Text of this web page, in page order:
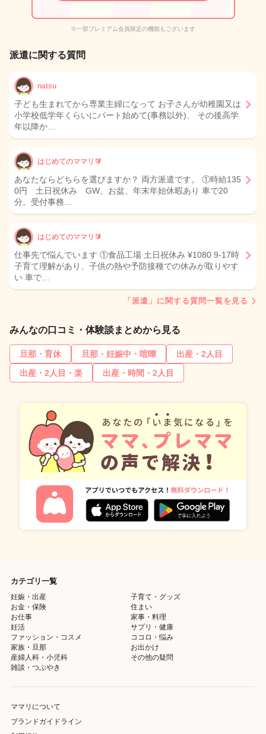
※一部プレミアム会員限定の機能もございます
派遣に関する質問
natsu
子ども生まれてから専業主婦になって お子さんが幼稚園又は
小学校低学年くらいにパート始めて(事務以外)、 その後高学
年以降か…
はじめてのママリ🔰
あなたならどちらを選びますか？ 両方派遣です。 ①時給135
0円 土日祝休み GW、お盆、年末年始休暇あり 車で20
分。受付事務…
はじめてのママリ🔰
仕事先で悩んでいます ①食品工場 土日祝休み ¥1080 9-17時
子育て理解があり、子供の熱や予防接種での休みが取りやす
い 車で…
「派遣」に関する質問一覧を見る
みんなの口コミ・体験談まとめから見る
旦那・育休 旦那・妊娠中・喧嘩
出産・2人目
出産・2人目・楽
出産・時間・2人目
カテゴリ一覧
妊娠・出産
子育て・グッズ
お金・保険
住まい
お仕事
家事・料理
妊活
サプリ・健康
ファッション・コスメ
ココロ・悩み
家族・旦那
お出かけ
産婦人科・小児科
その他の疑問
雑談・つぶやき
ママリについて
ブランドガイドライン